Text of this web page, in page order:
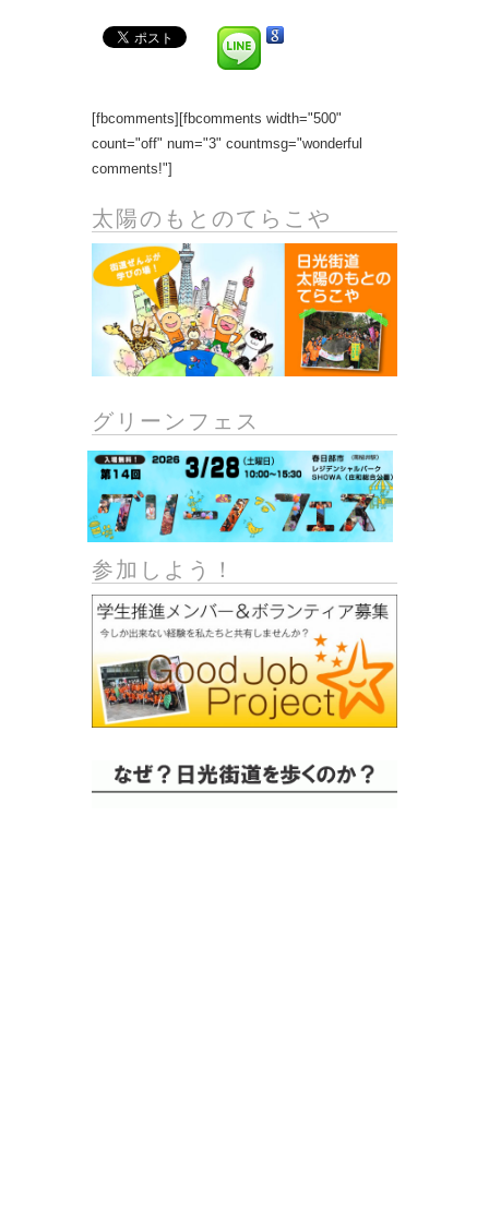
[fbcomments][fbcomments width="500"
count="off" num="3" countmsg="wonderful
comments!"]
太陽のもとのてらこや
グリーンフェス
参加しよう！